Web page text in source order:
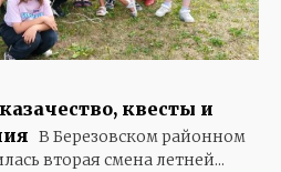
квесты и
В Березовском районном
вторая смена летней...